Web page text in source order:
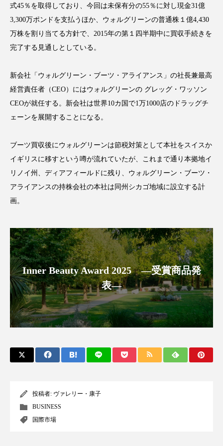
FEATURED 注目の企画
TAG LIST タグ一覧
Gemini Instagram SaaS SNS
TikTok アスタキサンチン
アンチエイジング アンチソリチュード
インタビュー インナービューティー 冷え
インナービューティーアワード2025受賞商品
ウェアラブルデバイス ウェルネス
ウェルビーイング エイジングケア
エクソソーム オーガニック
カカイオイル ガジェット
クルエルティフリー
式45％を取得しており、今回は未保有分の55％に対し現金31億
3,300万ポンドを支払うほか、ウォルグリーンの普通株１億4,430
万株を割り当てる方針で、2015年の第１四半期中に買収手続きを
完了する見通しとしている。
新会社「ウォルグリーン・ブーツ・アライアンス」の社長兼最高
経営責任者（CEO）にはウォルグリーンの グレッグ・ワッソン
CEOが就任する。新会社は世界10カ国で1万1000店のドラッグチ
ェーンを展開することになる。
ブーツ買収後にウォルグリーンは節税対策として本社をスイスか
イギリスに移すという噂が流れていたが、これまで通り本拠地イ
リノイ州、ディアフィールドに残り、ウォルグリーン・ブーツ・
アライアンスの持株会社の本社は同州シカゴ地域に設立する計
画。
Inner Beauty Award 2025 ―受賞商品発
表―
投稿者: ヴァレリー・康子
BUSINESS
国際市場